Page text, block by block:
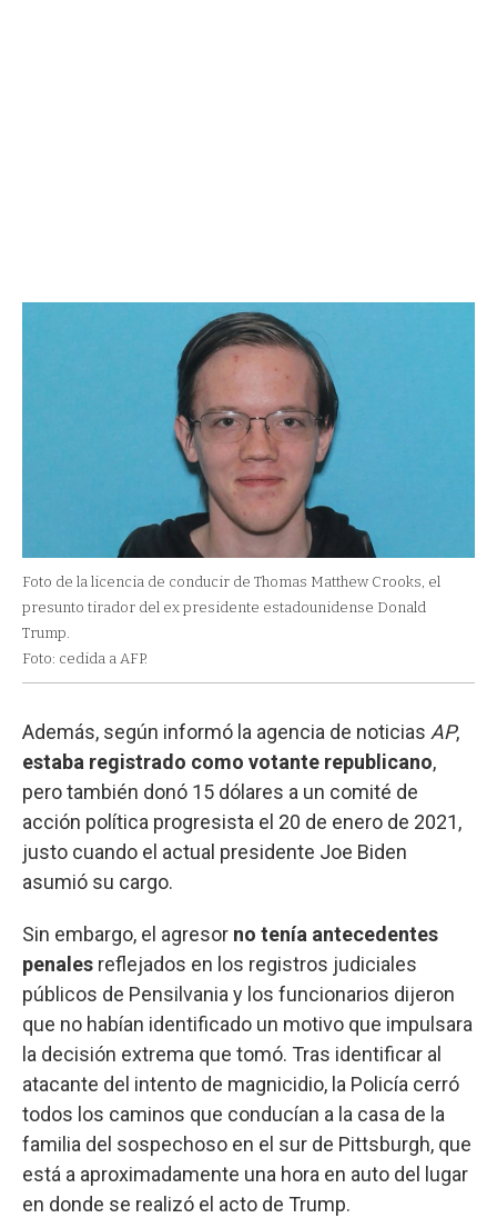
Foto de la licencia de conducir de Thomas Matthew Crooks, el
presunto tirador del ex presidente estadounidense Donald
Trump.
Foto: cedida a AFP.
Además, según informó la agencia de noticias AP,
estaba registrado como votante republicano,
pero también donó 15 dólares a un comité de
acción política progresista el 20 de enero de 2021,
justo cuando el actual presidente Joe Biden
asumió su cargo.
Sin embargo, el agresor no tenía antecedentes
penales reflejados en los registros judiciales
públicos de Pensilvania y los funcionarios dijeron
que no habían identificado un motivo que impulsara
la decisión extrema que tomó. Tras identificar al
atacante del intento de magnicidio, la Policía cerró
todos los caminos que conducían a la casa de la
familia del sospechoso en el sur de Pittsburgh, que
está a aproximadamente una hora en auto del lugar
en donde se realizó el acto de Trump.